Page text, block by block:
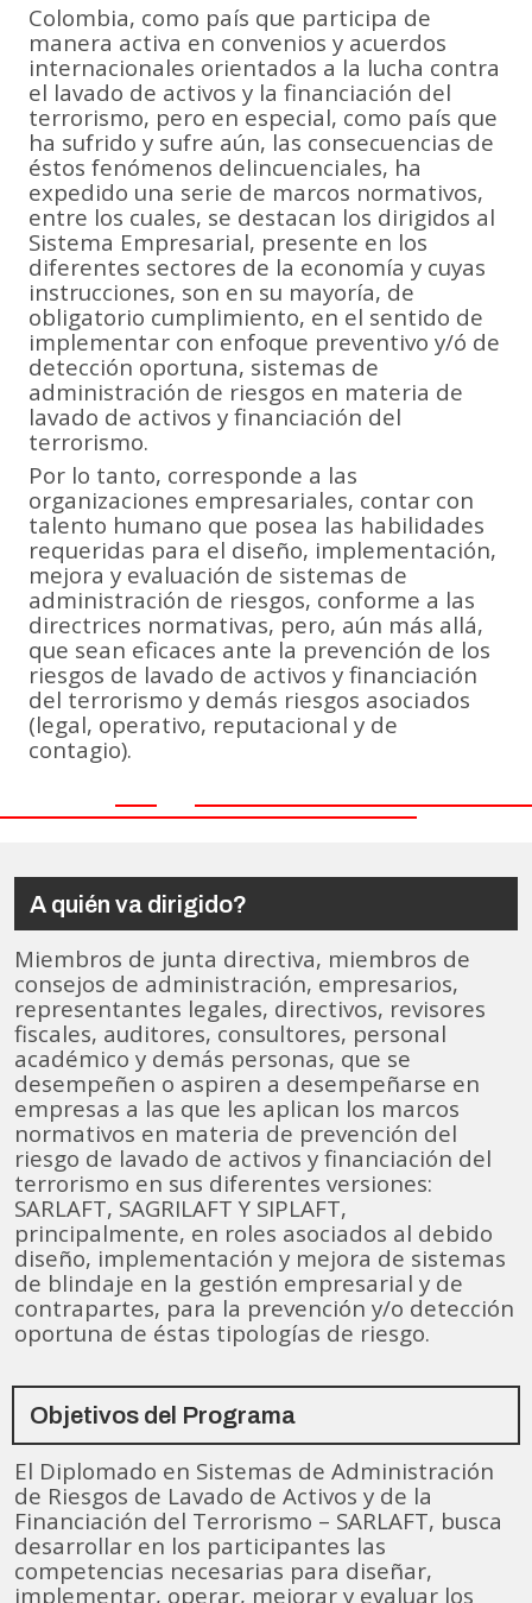
Colombia, como país que participa de
manera activa en convenios y acuerdos
internacionales orientados a la lucha contra
el lavado de activos y la financiación del
terrorismo, pero en especial, como país que
ha sufrido y sufre aún, las consecuencias de
éstos fenómenos delincuenciales, ha
expedido una serie de marcos normativos,
entre los cuales, se destacan los dirigidos al
Sistema Empresarial, presente en los
diferentes sectores de la economía y cuyas
instrucciones, son en su mayoría, de
obligatorio cumplimiento, en el sentido de
implementar con enfoque preventivo y/ó de
detección oportuna, sistemas de
administración de riesgos en materia de
lavado de activos y financiación del
terrorismo.
Por lo tanto, corresponde a las
organizaciones empresariales, contar con
talento humano que posea las habilidades
requeridas para el diseño, implementación,
mejora y evaluación de sistemas de
administración de riesgos, conforme a las
directrices normativas, pero, aún más allá,
que sean eficaces ante la prevención de los
riesgos de lavado de activos y financiación
del terrorismo y demás riesgos asociados
(legal, operativo, reputacional y de
contagio).
A quién va dirigido?
Miembros de junta directiva, miembros de
consejos de administración, empresarios,
representantes legales, directivos, revisores
fiscales, auditores, consultores, personal
académico y demás personas, que se
desempeñen o aspiren a desempeñarse en
empresas a las que les aplican los marcos
normativos en materia de prevención del
riesgo de lavado de activos y financiación del
terrorismo en sus diferentes versiones:
SARLAFT, SAGRILAFT Y SIPLAFT,
principalmente, en roles asociados al debido
diseño, implementación y mejora de sistemas
de blindaje en la gestión empresarial y de
contrapartes, para la prevención y/o detección
oportuna de éstas tipologías de riesgo.
Objetivos del Programa
El Diplomado en Sistemas de Administración
de Riesgos de Lavado de Activos y de la
Financiación del Terrorismo – SARLAFT, busca
desarrollar en los participantes las
competencias necesarias para diseñar,
implementar, operar, mejorar y evaluar los